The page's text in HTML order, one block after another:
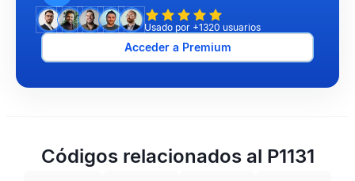
Usado por +1320 usuarios
Acceder a Premium
Códigos relacionados al P1131